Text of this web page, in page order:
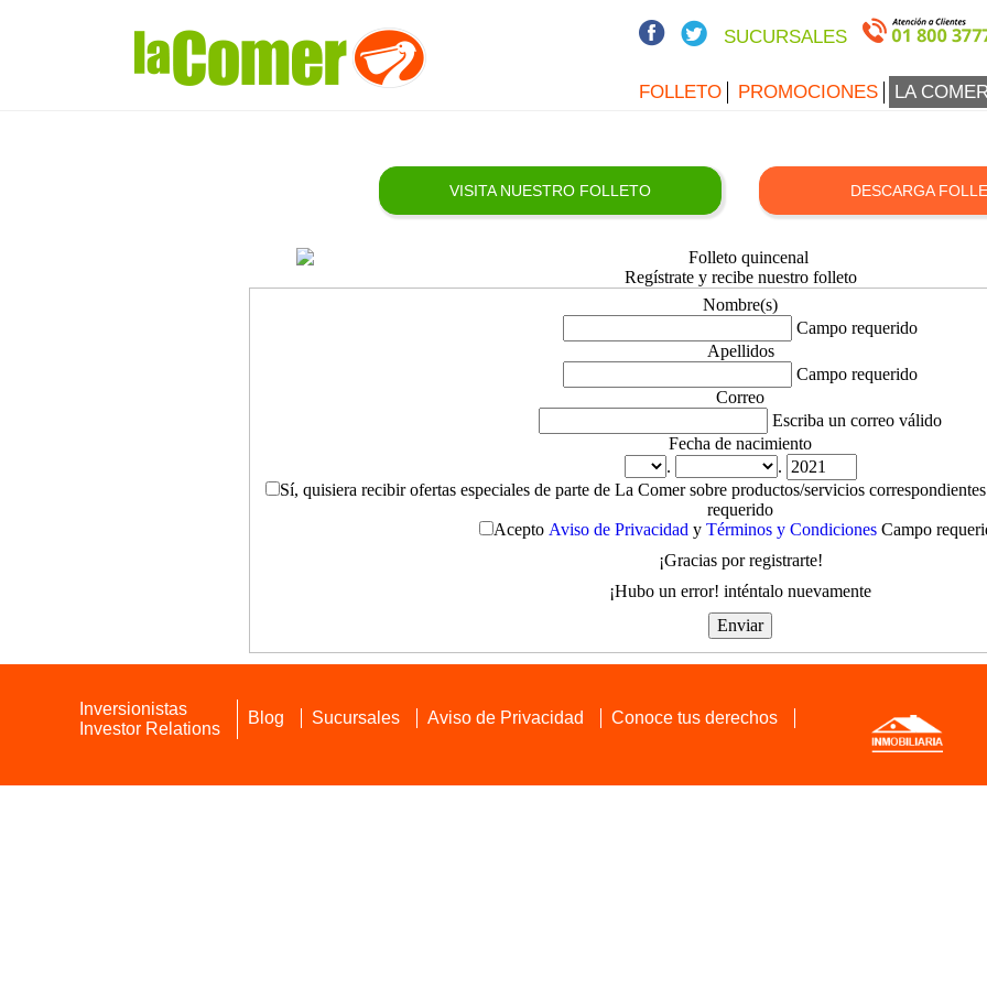
SUCURSALES
FOLLETO PROMOCIONES LA
VISITA NUESTRO FOLLETO DESCARGA
Regístrate y recibe nuestro folleto
Nombre(s)
Campo requerido
Apellidos
Campo requerido
Correo
Escriba un correo válido
Fecha de nacimiento
.
.
Sí, quisiera recibir ofertas especiales de parte de La Comer sobre productos/servicios
requerido
Acepto Aviso de Privacidad y Términos y Condiciones Campo
¡Gracias por registrarte!
¡Hubo un error! inténtalo nuevamente
Inversionistas
Investor Relations
Blog Sucursales Aviso de Privacidad Conoce tus derechos